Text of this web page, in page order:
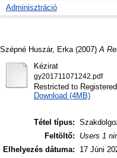
Adminisztráció
Szépné Huszár, Erka (2007) A
Kézirat
gy201711071242.pdf
Restricted to
Download (4MB)
Tétel típus:
Feltöltő:
Users 1
Elhelyezés dátuma:
17 Júni